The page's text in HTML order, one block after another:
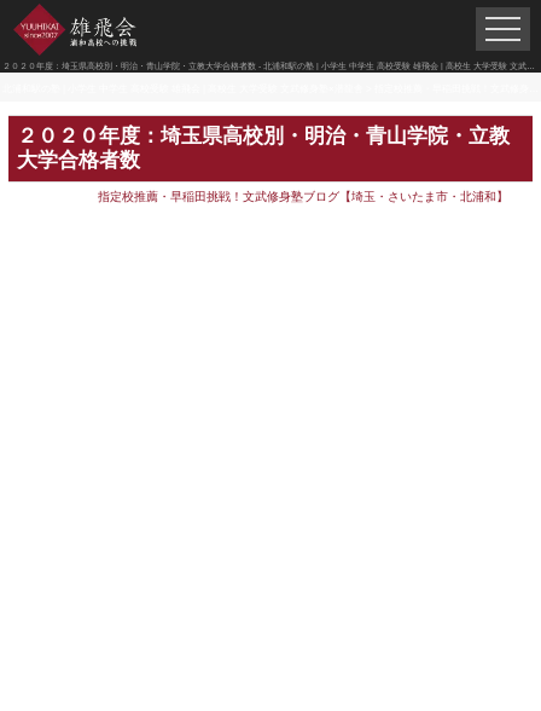
２０２０年度：埼玉県高校別・明治・青山学院・立教
大学合格者数
指定校推薦・早稲田挑戦！文武修身塾ブログ【埼玉・さいたま市・北浦和】